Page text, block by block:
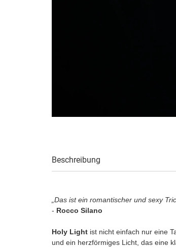
Beschreibung
„Das ist ein romantischer und sexy
- Rocco Silano
Holy Light ist nicht einfach nur eine
und ein herzförmiges Licht, das eine